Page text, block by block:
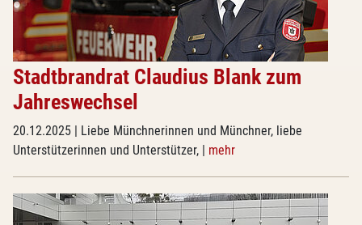
Stadtbrandrat Claudius Blank zum
Jahreswechsel
20.12.2025 | Liebe Münchnerinnen und Münchner, liebe
Unterstützerinnen und Unterstützer, | mehr